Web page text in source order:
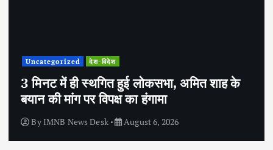
Uncategorized देश-विदेश
3 मिनट में ही स्थगित हुई लोकसभा, अमित शाह के
बयान की मांग पर विपक्ष का हंगामा
By IMNB News Desk August 6, 2026